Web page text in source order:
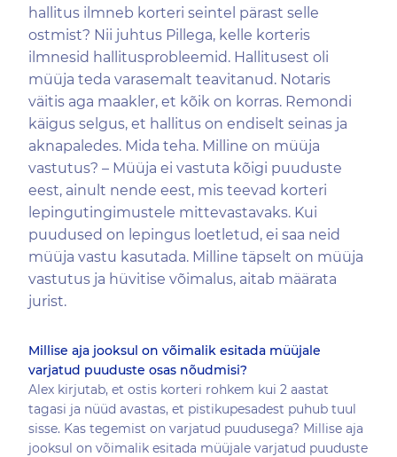
hallitus ilmneb korteri seintel pärast selle
ostmist? Nii juhtus Pillega, kelle korteris
ilmnesid hallitusprobleemid. Hallitusest oli
müüja teda varasemalt teavitanud. Notaris
väitis aga maakler, et kõik on korras. Remondi
käigus selgus, et hallitus on endiselt seinas ja
aknapaledes. Mida teha. Milline on müüja
vastutus? – Müüja ei vastuta kõigi puuduste
eest, ainult nende eest, mis teevad korteri
lepingutingimustele mittevastavaks. Kui
puudused on lepingus loetletud, ei saa neid
müüja vastu kasutada. Milline täpselt on müüja
vastutus ja hüvitise võimalus, aitab määrata
jurist.
Millise aja jooksul on võimalik esitada müüjale
varjatud puuduste osas nõudmisi?
Alex kirjutab, et ostis korteri rohkem kui 2 aastat
tagasi ja nüüd avastas, et pistikupesadest puhub tuul
sisse. Kas tegemist on varjatud puudusega? Millise aja
jooksul on võimalik esitada müüjale varjatud puuduste